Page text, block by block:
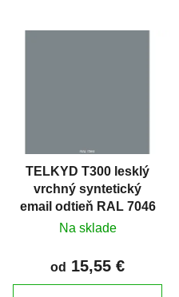
TELKYD T300 lesklý
vrchný syntetický
email odtieň RAL 7046
Telekomunikačná sivá
Na sklade
od 15,55 €